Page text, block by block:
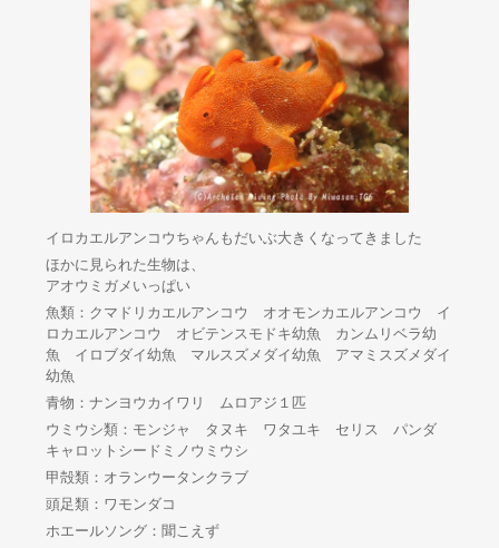
イロカエルアンコウちゃんもだいぶ大きくなってきました
ほかに見られた生物は、
アオウミガメいっぱい
魚類：クマドリカエルアンコウ オオモンカエルアンコウ イ
ロカエルアンコウ オビテンスモドキ幼魚 カンムリベラ幼
魚 イロブダイ幼魚 マルスズメダイ幼魚 アマミスズメダイ
幼魚
青物：ナンヨウカイワリ ムロアジ１匹
ウミウシ類：モンジャ タヌキ ワタユキ セリス パンダ
キャロットシードミノウミウシ
甲殻類：オランウータンクラブ
頭足類：ワモンダコ
ホエールソング：聞こえず